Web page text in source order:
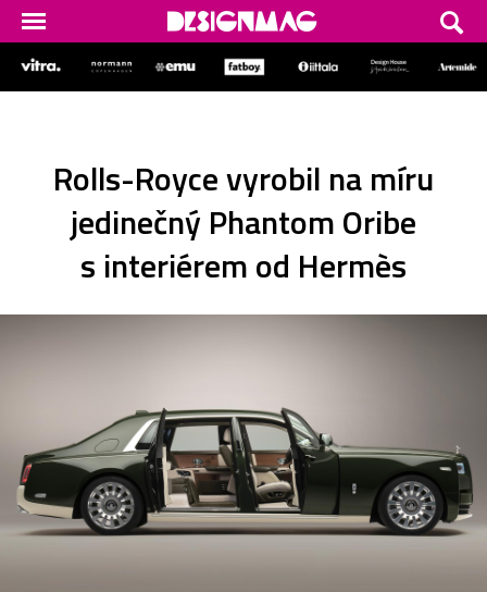
Rolls-Royce vyrobil na míru
jedinečný Phantom Oribe
s interiérem od Hermès